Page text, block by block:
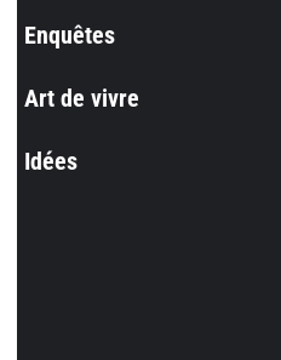
Enquêtes
Art de vivre
Idées